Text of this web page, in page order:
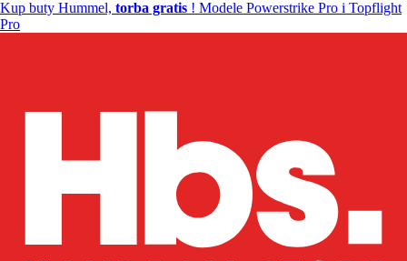
Kup buty Hummel, torba gratis ! Modele Powerstrike Pro i Topflight
Pro